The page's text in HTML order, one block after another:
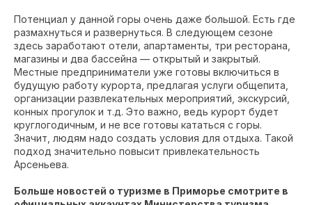
Потенциал у данной горы очень даже большой. Есть где
размахнуться и развернуться. В следующем сезоне
здесь заработают отели, апартаменты, три ресторана,
магазины и два бассейна — открытый и закрытый.
Местные предприниматели уже готовы включиться в
будущую работу курорта, предлагая услуги общепита,
организации развлекательных мероприятий, экскурсий,
конных прогулок и т.д. Это важно, ведь курорт будет
круглогодичным, и не все готовы кататься с горы.
Значит, людям надо создать условия для отдыха. Такой
подход значительно повысит привлекательность
Арсеньева.
Больше новостей о туризме в Приморье смотрите в